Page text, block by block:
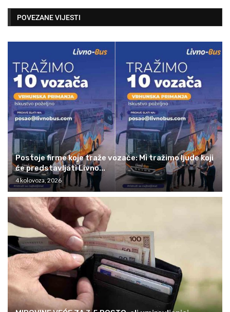
POVEZANE VIJESTI
Postoje firme koje traže vozače: Mi tražimo ljude koji
će predstavljati Livno...
4 kolovoza, 2026